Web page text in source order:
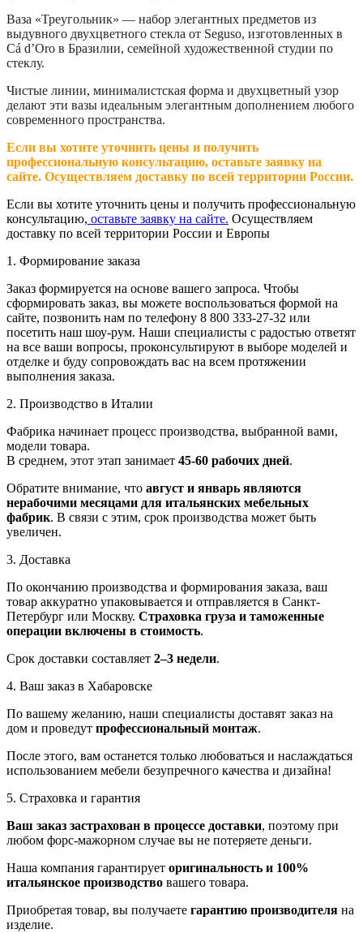
Ваза «Треугольник» — набор элегантных предметов из
выдувного двухцветного стекла от Seguso, изготовленных в
Cá d’Oro в Бразилии, семейной художественной студии по
стеклу.
Чистые линии, минималистская форма и двухцветный узор
делают эти вазы идеальным элегантным дополнением любого
современного пространства.
Если вы хотите уточнить цены и получить
профессиональную консультацию, оставьте заявку на
сайте. Осуществляем доставку по всей территории России.
Если вы хотите уточнить цены и получить профессиональную
консультацию, оставьте заявку на сайте. Осуществляем
доставку по всей территории России и Европы
1. Формирование заказа
Заказ формируется на основе вашего запроса. Чтобы
сформировать заказ, вы можете воспользоваться формой на
сайте, позвонить нам по телефону 8 800 333-27-32 или
посетить наш шоу-рум. Наши специалисты с радостью ответят
на все ваши вопросы, проконсультируют в выборе моделей и
отделке и буду сопровождать вас на всем протяжении
выполнения заказа.
2. Производство в Италии
Фабрика начинает процесс производства, выбранной вами,
модели товара.
В среднем, этот этап занимает 45-60 рабочих дней.
Обратите внимание, что август и январь являются
нерабочими месяцами для итальянских мебельных
фабрик. В связи с этим, срок производства может быть
увеличен.
3. Доставка
По окончанию производства и формирования заказа, ваш
товар аккуратно упаковывается и отправляется в Санкт-
Петербург или Москву. Страховка груза и таможенные
операции включены в стоимость.
Срок доставки составляет 2–3 недели.
4. Ваш заказ в Хабаровске
По вашему желанию, наши специалисты доставят заказ на
дом и проведут профессиональный монтаж.
После этого, вам останется только любоваться и наслаждаться
использованием мебели безупречного качества и дизайна!
5. Страховка и гарантия
Ваш заказ застрахован в процессе доставки, поэтому при
любом форс-мажорном случае вы не потеряете деньги.
Наша компания гарантирует оригинальность и 100%
итальянское производство вашего товара.
Приобретая товар, вы получаете гарантию производителя на
изделие.